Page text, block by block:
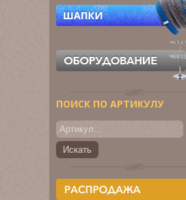
ПОИСК ПО АРТИКУЛУ